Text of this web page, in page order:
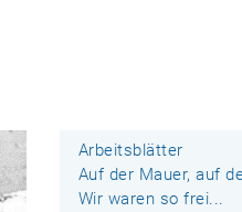
Arbeitsblätter
Auf der Mauer, auf
Wir waren so frei...